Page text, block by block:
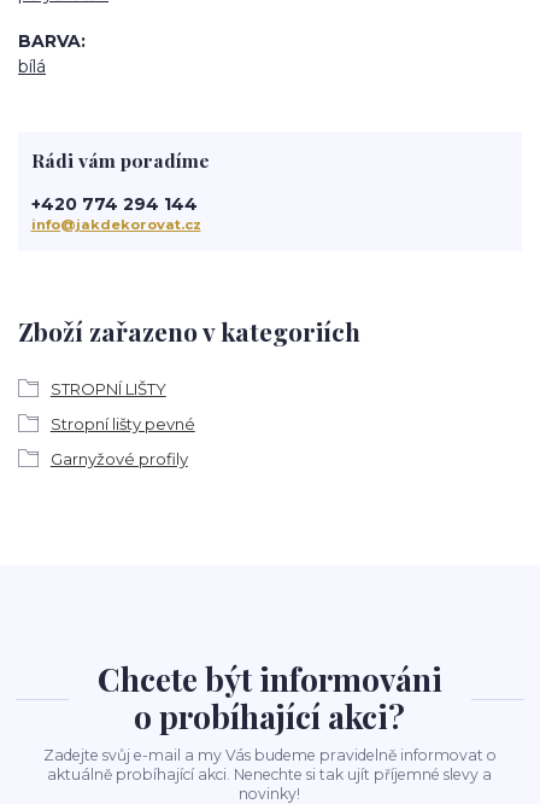
BARVA
bílá
Zboží zařazeno v kategoriích
STROPNÍ LIŠTY
Stropní lišty pevné
Garnyžové profily
Rádi vám poradíme
+420 774 294 144
info@jakdekorovat.cz
Chcete být informováni
o probíhající akci?
Zadejte svůj e-mail a my Vás budeme pravidelně informovat o
aktuálně probíhající akci. Nenechte si tak ujít příjemné slevy a
novinky!